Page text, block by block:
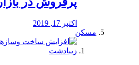
اکتبر 17, 2019
مسکن